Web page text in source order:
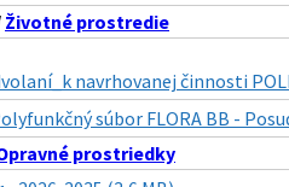
Životné prostredie
navrhovanej činnosti
súbor FLORA BB -
prostriedky